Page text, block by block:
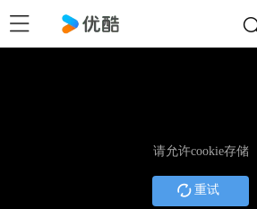
请允许cookie存储
重试